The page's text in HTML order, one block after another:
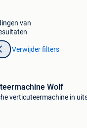
van
Verwijder filters
Wolf
verticuteermachine in